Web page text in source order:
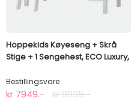
Hoppekids Køyeseng + Skrå
Stige + 1 Sengehest, ECO Luxury,
Bestillingsvare
kr 7949.- kr 9935.-